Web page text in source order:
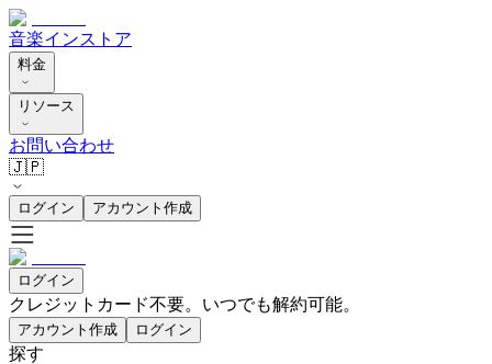
音楽インストア
料金
リソース
お問い合わせ
🇯🇵
ログイン アカウント作成
ログイン
クレジットカード不要。いつでも解約可能。
アカウント作成 ログイン
探す